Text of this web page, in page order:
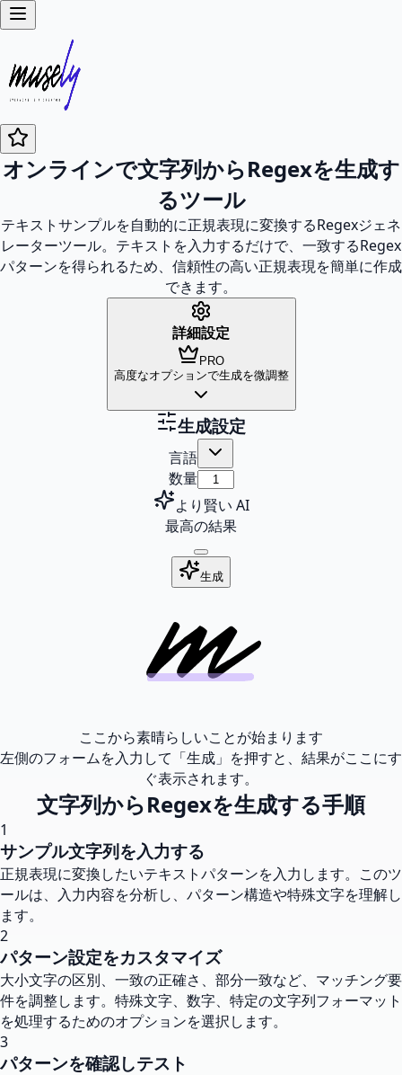
オンラインで文字列からRegexを生成す
るツール
テキストサンプルを自動的に正規表現に変換するRegexジェネ
レーターツール。テキストを入力するだけで、一致するRegex
パターンを得られるため、信頼性の高い正規表現を簡単に作成
できます。
詳細設定
PRO
高度なオプションで生成を微調整
生成設定
言語
数量
より賢い AI
最高の結果
生成
ここから素晴らしいことが始まります
左側のフォームを入力して「生成」を押すと、結果がここにす
ぐ表示されます。
文字列からRegexを生成する手順
1
サンプル文字列を入力する
正規表現に変換したいテキストパターンを入力します。このツ
ールは、入力内容を分析し、パターン構造や特殊文字を理解し
ます。
2
パターン設定をカスタマイズ
大小文字の区別、一致の正確さ、部分一致など、マッチング要
件を調整します。特殊文字、数字、特定の文字列フォーマット
を処理するためのオプションを選択します。
3
パターンを確認しテスト